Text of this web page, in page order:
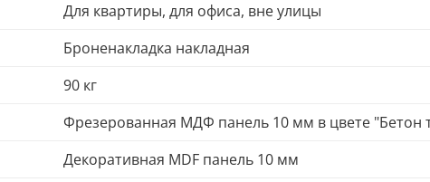
Для квартиры, для офиса, вне улицы
Броненакладка накладная
90 кг
Фрезерованная МДФ панель 10 мм в цвете
Декоративная MDF панель 10 мм